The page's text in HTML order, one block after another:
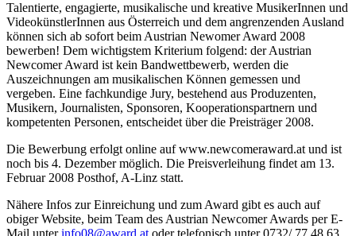
Talentierte, engagierte, musikalische und kreative MusikerInnen und
VideokünstlerInnen aus Österreich und dem angrenzenden Ausland
können sich ab sofort beim Austrian Newomer Award 2008
bewerben! Dem wichtigstem Kriterium folgend: der Austrian
Newcomer Award ist kein Bandwettbewerb, werden die
Auszeichnungen am musikalischen Können gemessen und
vergeben. Eine fachkundige Jury, bestehend aus Produzenten,
Musikern, Journalisten, Sponsoren, Kooperationspartnern und
kompetenten Personen, entscheidet über die Preisträger 2008.
Die Bewerbung erfolgt online auf www.newcomeraward.at und ist
noch bis 4. Dezember möglich. Die Preisverleihung findet am 13.
Februar 2008 Posthof, A-Linz statt.
Nähere Infos zur Einreichung und zum Award gibt es auch auf
obiger Website, beim Team des Austrian Newcomer Awards per E-
Mail unter
ta.dr
awa@8
0ofni oder telefonisch unter 0732/ 77 48 63,